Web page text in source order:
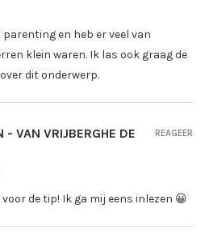
en heb er veel van
klein waren. Ik las ook graag de
dit onderwerp.
- VAN VRIJBERGHE DE
de tip! Ik ga mij eens inlezen 😀
REAGEER